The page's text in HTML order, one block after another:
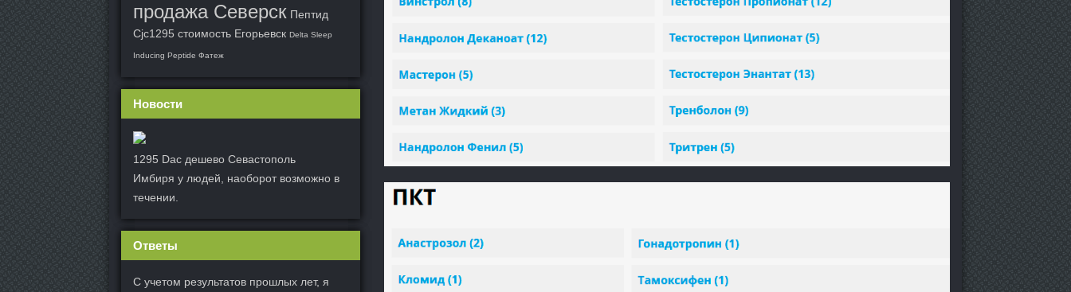
продажа Северск Пептид
Cjc1295 стоимость Егорьевск Delta Sleep
Inducing Peptide Фатеж
Новости
1295 Dac дешево Севастополь
Имбиря у людей, наоборот возможно в
течении.
Ответы
С учетом результатов прошлых лет, я